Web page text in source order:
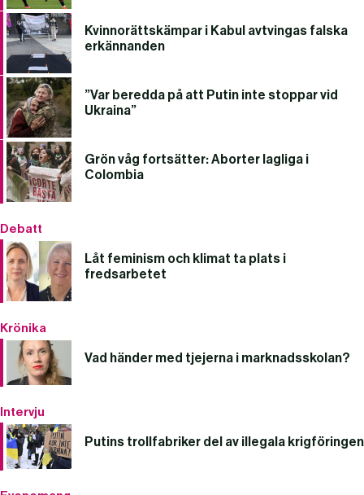
Kvinnorättskämpar i Kabul avtvingas falska
erkännanden
”Var beredda på att Putin inte stoppar vid
Ukraina”
Grön våg fortsätter: Aborter lagliga i
Colombia
Debatt
Låt feminism och klimat ta plats i
fredsarbetet
Krönika
Vad händer med tjejerna i marknadsskolan?
Intervju
Putins trollfabriker del av illegala krigföringen